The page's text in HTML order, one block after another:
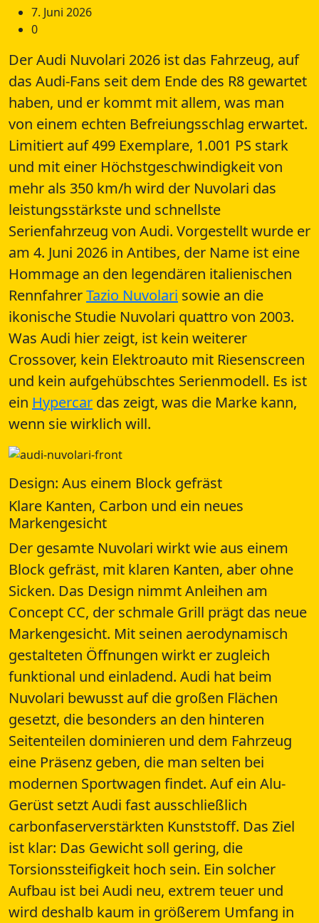
7. Juni 2026
0
Der Audi Nuvolari 2026 ist das Fahrzeug, auf
das Audi-Fans seit dem Ende des R8 gewartet
haben, und er kommt mit allem, was man
von einem echten Befreiungsschlag erwartet.
Limitiert auf 499 Exemplare, 1.001 PS stark
und mit einer Höchstgeschwindigkeit von
mehr als 350 km/h wird der Nuvolari das
leistungsstärkste und schnellste
Serienfahrzeug von Audi. Vorgestellt wurde er
am 4. Juni 2026 in Antibes, der Name ist eine
Hommage an den legendären italienischen
RennfahrerTazio Nuvolari sowie an die
ikonische Studie Nuvolari quattro von 2003.
Was Audi hier zeigt, ist kein weiterer
Crossover, kein Elektroauto mit Riesenscreen
und kein aufgehübschtes Serienmodell. Es ist
ein Hypercar das zeigt, was die Marke kann,
wenn sie wirklich will.
Design: Aus einem Block gefräst
Klare Kanten, Carbon und ein neues
Markengesicht
Der gesamte Nuvolari wirkt wie aus einem
Block gefräst, mit klaren Kanten, aber ohne
Sicken. Das Design nimmt Anleihen am
Concept CC, der schmale Grill prägt das neue
Markengesicht. Mit seinen aerodynamisch
gestalteten Öffnungen wirkt er zugleich
funktional und einladend. Audi hat beim
Nuvolari bewusst auf die großen Flächen
gesetzt, die besonders an den hinteren
Seitenteilen dominieren und dem Fahrzeug
eine Präsenz geben, die man selten bei
modernen Sportwagen findet. Auf ein Alu-
Gerüst setzt Audi fast ausschließlich
carbonfaserverstärkten Kunststoff. Das Ziel
ist klar: Das Gewicht soll gering, die
Torsionssteifigkeit hoch sein. Ein solcher
Aufbau ist bei Audi neu, extrem teuer und
wird deshalb kaum in größerem Umfang in